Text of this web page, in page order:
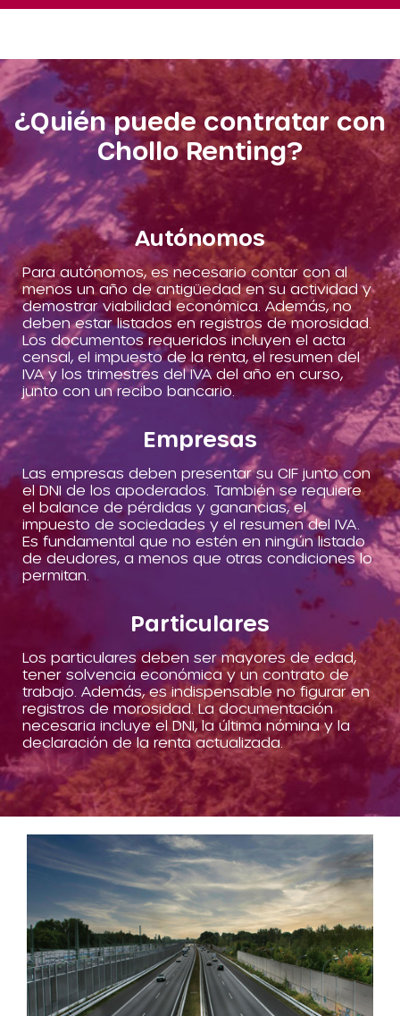
¿Quién puede contratar con
Chollo Renting?
Autónomos
Para autónomos, es necesario contar con al
menos un año de antigüedad en su actividad y
demostrar viabilidad económica. Además, no
deben estar listados en registros de morosidad.
Los documentos requeridos incluyen el acta
censal, el impuesto de la renta, el resumen del
IVA y los trimestres del IVA del año en curso,
junto con un recibo bancario.
Empresas
Las empresas deben presentar su CIF junto con
el DNI de los apoderados. También se requiere
el balance de pérdidas y ganancias, el
impuesto de sociedades y el resumen del IVA.
Es fundamental que no estén en ningún listado
de deudores, a menos que otras condiciones lo
permitan.
Particulares
Los particulares deben ser mayores de edad,
tener solvencia económica y un contrato de
trabajo. Además, es indispensable no figurar en
registros de morosidad. La documentación
necesaria incluye el DNI, la última nómina y la
declaración de la renta actualizada.